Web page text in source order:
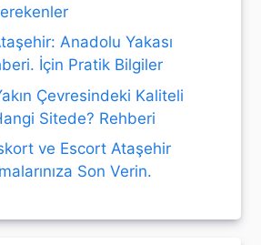
Anadolu Yakası
İçin Pratik Bilgiler
Çevresindeki Kaliteli
Sitede? Rehberi
ve Escort Ataşehir
Son Verin.